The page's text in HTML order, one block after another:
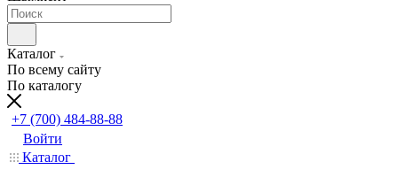
Каталог
По всему сайту
По каталогу
+7 (700) 484-88-88
Войти
Каталог